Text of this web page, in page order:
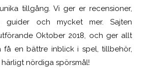
tillgång. Vi ger er recensioner,
guider och mycket mer. Sajten
Oktober 2018, och ger allt
en bättre inblick i spel, tillbehör,
nördiga spörsmål!